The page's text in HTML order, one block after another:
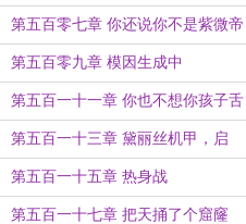
第五百零七章 你还说你不是紫微帝
君？
第五百零九章 模因生成中
第五百一十一章 你也不想你孩子舌
头分叉吧？
第五百一十三章 黛丽丝机甲，启
动！
第五百一十五章 热身战
第五百一十七章 把天捅了个窟窿